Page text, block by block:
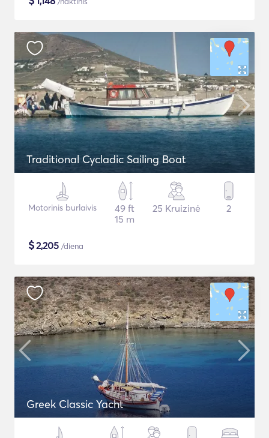
Traditional Cycladic Sailing Boat
Motorinis burlaivis
49 ft
15 m
25 Kruizinė 2
$2,205 /diena
Greek Classic Yacht